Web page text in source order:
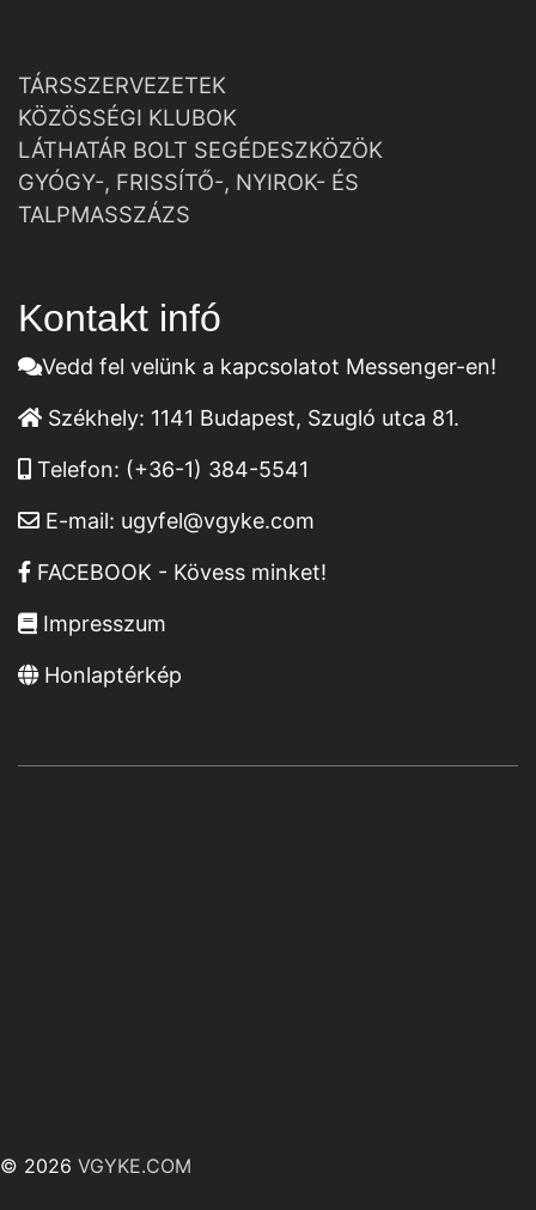
TÁRSSZERVEZETEK
KÖZÖSSÉGI KLUBOK
LÁTHATÁR BOLT SEGÉDESZKÖZÖK
GYÓGY-, FRISSÍTŐ-, NYIROK- ÉS
TALPMASSZÁZS
Kontakt infó
Vedd fel velünk a kapcsolatot Messenger-en!
Székhely: 1141 Budapest, Szugló utca 81.
Telefon: (+36-1) 384-5541
E-mail: ugyfel@vgyke.com
FACEBOOK - Kövess minket!
Impresszum
Honlaptérkép
© 2026 VGYKE.COM